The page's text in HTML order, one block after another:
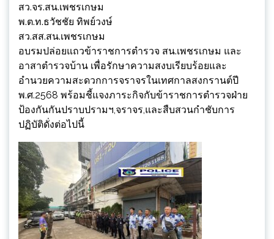
สว.จร.สน.เพชรเกษม
พ.ต.ท.ธวัชชัย ทิพย์วงษ์
สว.สส.สน.เพชรเกษม
อบรมปล่อยแถวข้าราชการตำรวจ สน.เพชรเกษม และ
อาสาตำรวจบ้าน เพื่อรักษาความสงบเรียบร้อยและ
อำนวยความสะดวกการจราจรในเทศกาลสงกรานต์ปี
พ.ศ.2568 พร้อมชี้แจงภาระกิจกับข้าราชการตำรวจฝ่าย
ป้องกันกันปราบปรามฯ,จราจร,และสืบสวนกำชับการ
ปฏิบัติดั่งต่อไปนี้